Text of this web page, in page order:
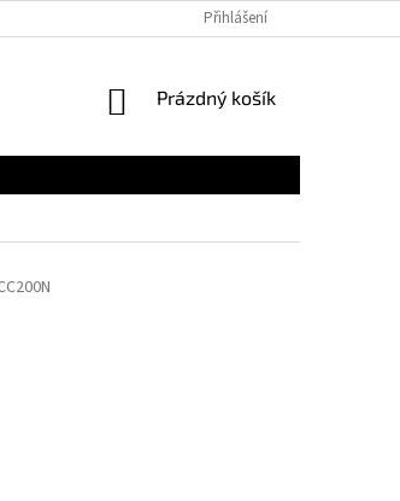
Přihlášení
NÁKUPNÍ
Prázdný košík